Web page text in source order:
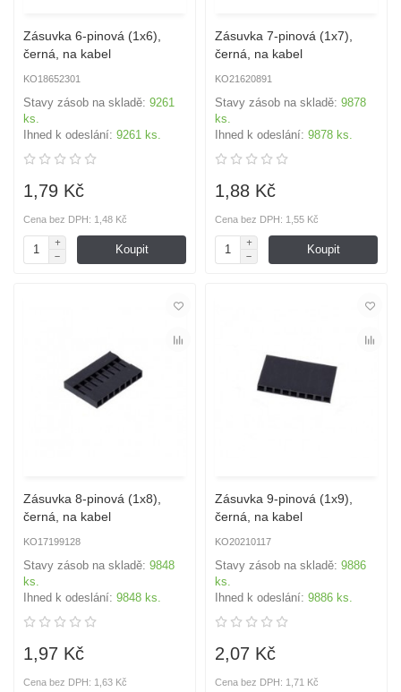
Zásuvka 6-pinová (1x6),
černá, na kabel
KO18652301
Stavy zásob na skladě: 9261
ks.
Ihned k odeslání: 9261 ks.
1,79 Kč
Cena bez DPH: 1,48 Kč
Koupit
Zásuvka 7-pinová (1x7),
černá, na kabel
KO21620891
Stavy zásob na skladě: 9878
ks.
Ihned k odeslání: 9878 ks.
1,88 Kč
Cena bez DPH: 1,55 Kč
Koupit
Zásuvka 8-pinová (1x8),
černá, na kabel
KO17199128
Stavy zásob na skladě: 9848
ks.
Ihned k odeslání: 9848 ks.
1,97 Kč
Cena bez DPH: 1,63 Kč
Zásuvka 9-pinová (1x9),
černá, na kabel
KO20210117
Stavy zásob na skladě: 9886
ks.
Ihned k odeslání: 9886 ks.
2,07 Kč
Cena bez DPH: 1,71 Kč